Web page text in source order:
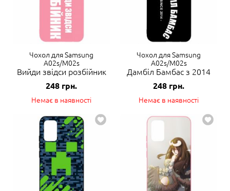
Чохол для Samsung
A02s/M02s
Вийди звідси розбійник
248 грн.
Немає в наявності
Чохол для Samsung
A02s/M02s
Дамбіл Бамбас з 2014
248 грн.
Немає в наявності